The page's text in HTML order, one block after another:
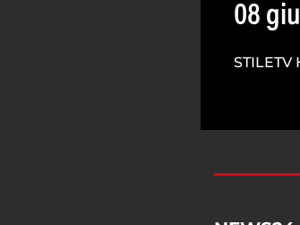
08
STILETV